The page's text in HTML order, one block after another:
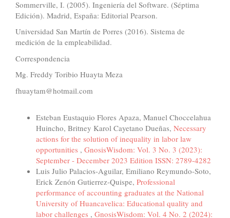
Sommerville, I. (2005). Ingeniería del Software. (Séptima
Edición). Madrid, España: Editorial Pearson.
Universidad San Martín de Porres (2016). Sistema de
medición de la empleabilidad.
Correspondencia
Mg. Freddy Toribio Huayta Meza
fhuaytam@hotmail.com
Esteban Eustaquio Flores Apaza, Manuel Choccelahua
Huincho, Britney Karol Cayetano Dueñas, Necessary
actions for the solution of inequality in labor law
opportunities , GnosisWisdom: Vol. 3 No. 3 (2023):
September - December 2023 Edition ISSN: 2789-4282
Luis Julio Palacios-Aguilar, Emiliano Reymundo-Soto,
Erick Zenón Gutierrez-Quispe, Professional
performance of accounting graduates at the National
University of Huancavelica: Educational quality and
labor challenges , GnosisWisdom: Vol. 4 No. 2 (2024):